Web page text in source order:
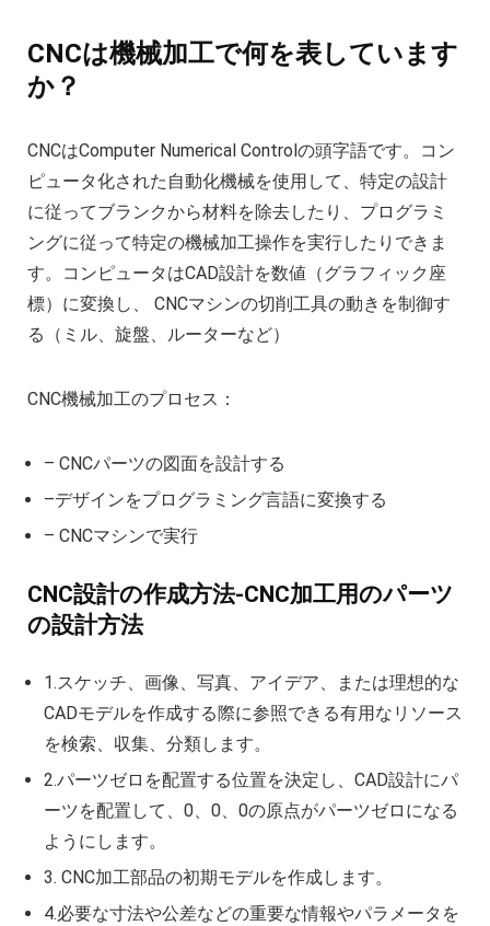
CNCは機械加工で何を表しています
か？
CNCはComputer Numerical Controlの頭字語です。コン
ピュータ化された自動化機械を使用して、特定の設計
に従ってブランクから材料を除去したり、プログラミ
ングに従って特定の機械加工操作を実行したりできま
す。コンピュータはCAD設計を数値（グラフィック座
標）に変換し、 CNCマシンの切削工具の動きを制御す
る（ミル、旋盤、ルーターなど）
CNC機械加工のプロセス：
– CNCパーツの図面を設計する
–デザインをプログラミング言語に変換する
– CNCマシンで実行
CNC設計の作成方法-CNC加工用のパーツ
の設計方法
1.スケッチ、画像、写真、アイデア、または理想的な
CADモデルを作成する際に参照できる有用なリソース
を検索、収集、分類します。
2.パーツゼロを配置する位置を決定し、CAD設計にパ
ーツを配置して、0、0、0の原点がパーツゼロになる
ようにします。
3. CNC加工部品の初期モデルを作成します。
4.必要な寸法や公差などの重要な情報やパラメータを